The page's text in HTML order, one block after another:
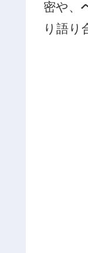
密や、
り語り